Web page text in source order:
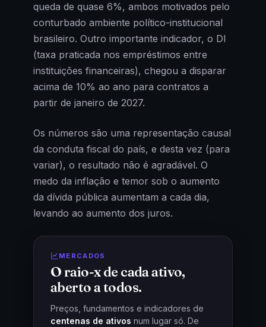
queda de quase 6%, ambos motivados pelo
conturbado ambiente político-institucional
brasileiro. Outro importante indicador, o DI
(taxa praticada nos empréstimos entre
instituições financeiras), chegou a disparar
acima de 10% ao ano para contratos a
partir de janeiro de 2027.
Os números são uma representação causal
da conduta fiscal do país, e desta vez (para
variar), o resultado não é agradável. O
medo da inflação e temor sob o aumento
da dívida pública aumentam a cada dia,
levando ao aumento dos juros.
MERCADOS
O raio-x de cada ativo,
aberto a todos.
Preços, fundamentos e indicadores de
centenas de ativos num lugar só. De